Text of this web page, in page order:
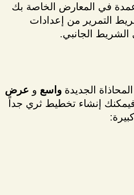
في المعارض الخاصة بك
التمرير من إعدادات
الجانبي.
الجديدةواسع و عرض
إنشاء تخطيط ثري جداً